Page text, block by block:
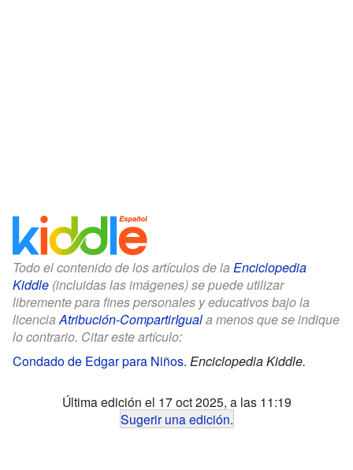
Todo el contenido de los artículos de la Enciclopedia
Kiddle (incluidas las imágenes) se puede utilizar
libremente para fines personales y educativos bajo la
licenciaAtribución-CompartirIguala menos que se indique
lo contrario. Citar este artículo:
Condado de Edgar para Niños. Enciclopedia Kiddle.
Última edición el 17 oct 2025, a las 11:19
Sugerir una edición.